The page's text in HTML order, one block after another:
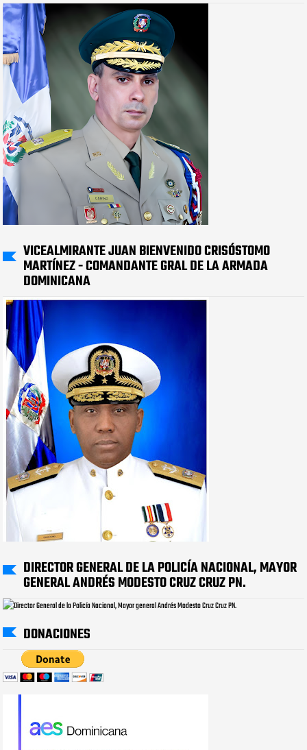
VICEALMIRANTE JUAN BIENVENIDO CRISÓSTOMO
MARTÍNEZ - COMANDANTE GRAL DE LA ARMADA
DOMINICANA
DIRECTOR GENERAL DE LA POLICÍA NACIONAL, MAYOR
GENERAL ANDRÉS MODESTO CRUZ CRUZ PN.
DONACIONES